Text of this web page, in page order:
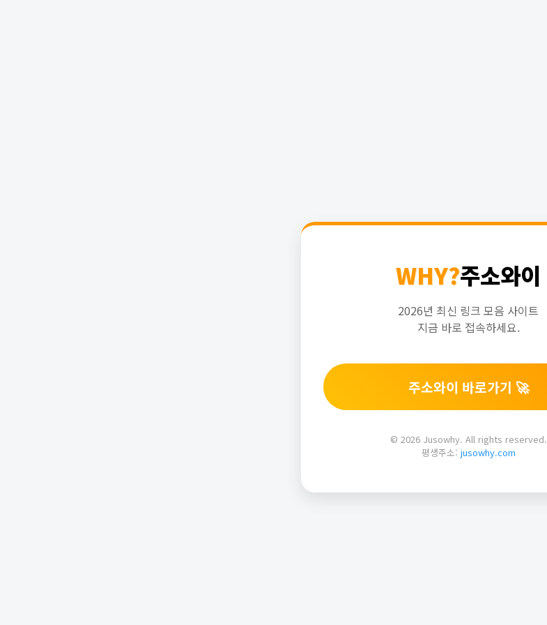
WHY?주소와이
2026년 최신 링크 모음 사이트
지금 바로 접속하세요.
주소와이 바로가기 🚀
© 2026 Jusowhy. All rights reserved.
평생주소: jusowhy.com